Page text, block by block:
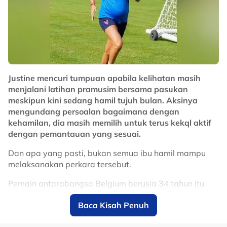
kejutkan Thailand tapi dalam bola sepak apa-apa
boleh berlaku," katanya.
No node context available.
Related Topics
#Harimau Malaya #bola sepak
Justine mencuri tumpuan apabila kelihatan masih
menjalani latihan pramusim bersama pasukan
meskipun kini sedang hamil tujuh bulan. Aksinya
mengundang persoalan bagaimana dengan
kehamilan, dia masih memilih untuk terus kekql aktif
dengan pemantauan yang sesuai.
Dan apa yang pasti, bukan semua ibu hamil mampu
melaksanakan perkara tersebut.
Pemain antarabangsa Belgium berusia 34 tahun itu
dilihat mengikuti sesi latihan ketika Crystal Palace
membuat persiapan menghadapi saingan Liga Super
Wanita (WSL) musim baharu. Namun, intensiti latihan
Baca Kisah Penuh